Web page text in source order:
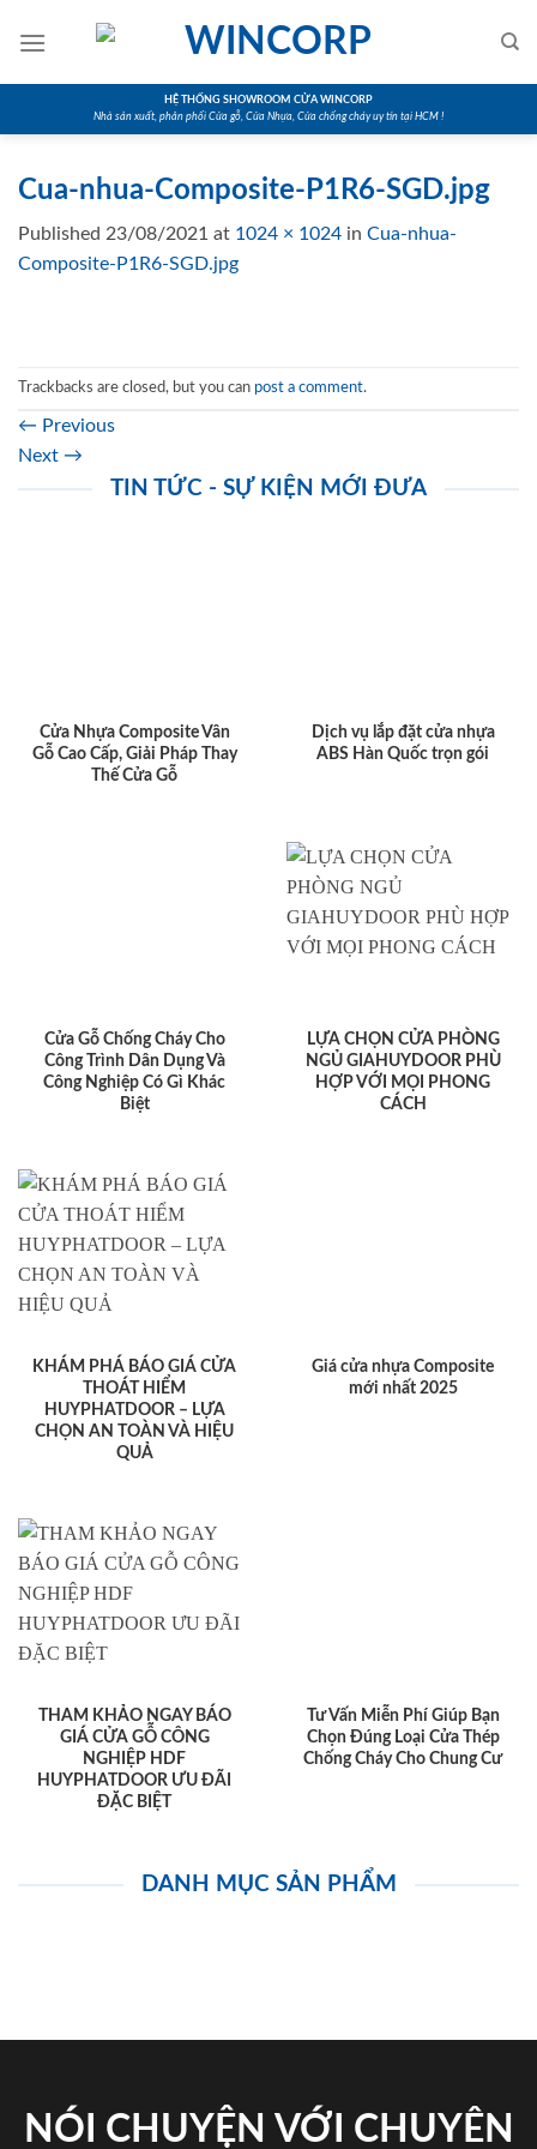
HỆ THỐNG SHOWROOM CỬA WINCORP
Nhà sản xuất, phân phối Cửa gỗ, Cửa Nhựa, Cửa chống cháy uy tín tại HCM !
Cua-nhua-Composite-P1R6-SGD.jpg
Published 23/08/2021 at 1024 × 1024 in Cua-nhua-
Composite-P1R6-SGD.jpg
Trackbacks are closed, but you can post a comment.
← Previous
Next →
TIN TỨC - SỰ KIỆN MỚI ĐƯA
Cửa Nhựa Composite Vân
Gỗ Cao Cấp, Giải Pháp Thay
Thế Cửa Gỗ
Dịch vụ lắp đặt cửa nhựa
ABS Hàn Quốc trọn gói
Cửa Gỗ Chống Cháy Cho
Công Trình Dân Dụng Và
Công Nghiệp Có Gì Khác
Biệt
LỰA CHỌN CỬA PHÒNG
NGỦ GIAHUYDOOR PHÙ
HỢP VỚI MỌI PHONG
CÁCH
KHÁM PHÁ BÁO GIÁ CỬA
THOÁT HIỂM
HUYPHATDOOR – LỰA
CHỌN AN TOÀN VÀ HIỆU
QUẢ
Giá cửa nhựa Composite
mới nhất 2025
THAM KHẢO NGAY BÁO
GIÁ CỬA GỖ CÔNG
NGHIỆP HDF
HUYPHATDOOR ƯU ĐÃI
ĐẶC BIỆT
Tư Vấn Miễn Phí Giúp Bạn
Chọn Đúng Loại Cửa Thép
Chống Cháy Cho Chung Cư
DANH MỤC SẢN PHẨM
NÓI CHUYỆN VỚI CHUYÊN